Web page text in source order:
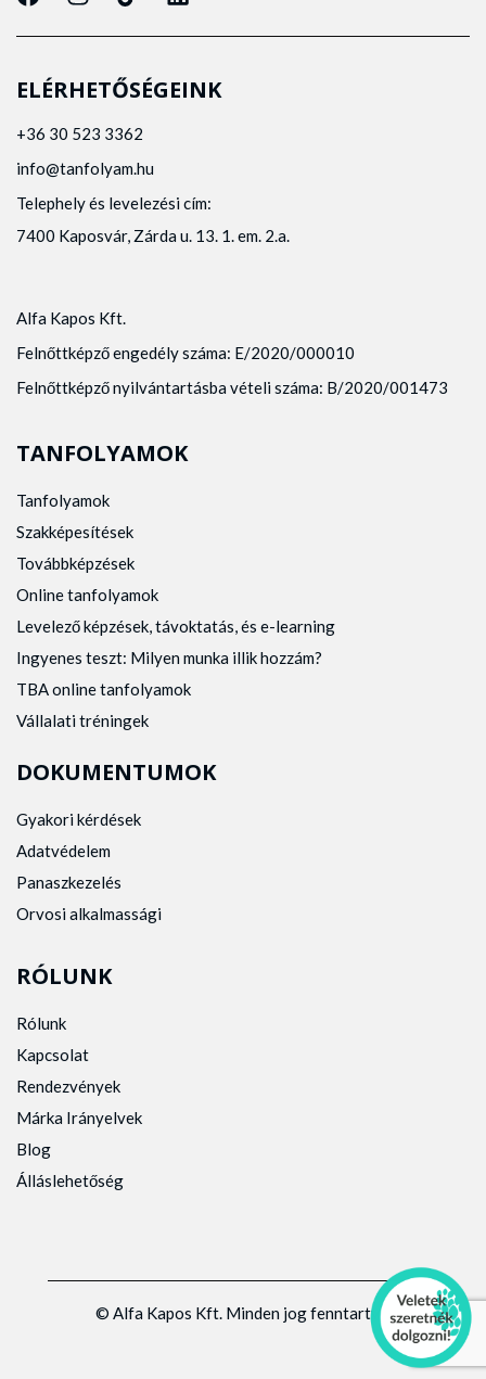
ELÉRHETŐSÉGEINK
+36 30 523 3362
info@tanfolyam.hu
Telephely és levelezési cím:
7400 Kaposvár, Zárda u. 13. 1. em. 2.a.
Alfa Kapos Kft.
Felnőttképző engedély száma: E/2020/000010
Felnőttképző nyilvántartásba vételi száma: B/2020/001473
TANFOLYAMOK
Tanfolyamok
Szakképesítések
Továbbképzések
Online tanfolyamok
Levelező képzések, távoktatás, és e-learning
Ingyenes teszt: Milyen munka illik hozzám?
TBA online tanfolyamok
Vállalati tréningek
DOKUMENTUMOK
Gyakori kérdések
Adatvédelem
Panaszkezelés
Orvosi alkalmassági
RÓLUNK
Rólunk
Kapcsolat
Rendezvények
Márka Irányelvek
Blog
Álláslehetőség
© Alfa Kapos Kft. Minden jog fenntartva.